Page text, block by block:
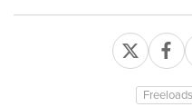
Freeloads